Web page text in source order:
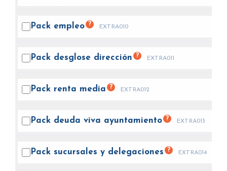
Pack empleo ? EXTRA010
Pack desglose dirección ? EXTRA011
Pack renta media ? EXTRA012
Pack deuda viva ayuntamiento ? EXTRA013
Pack sucursales y delegaciones ? EXTRA014